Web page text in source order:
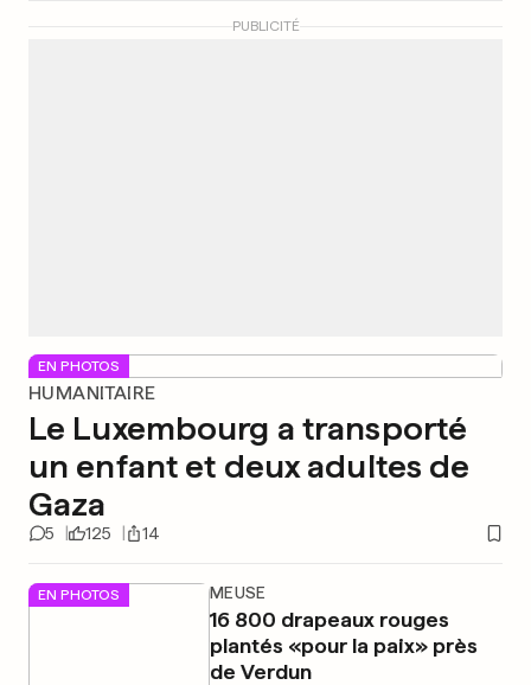
PUBLICITÉ
EN PHOTOS
HUMANITAIRE
Le Luxembourg a transporté
un enfant et deux adultes de
Gaza
5 125 14
EN PHOTOS MEUSE
16 800 drapeaux rouges
plantés «pour la paix» près
de Verdun